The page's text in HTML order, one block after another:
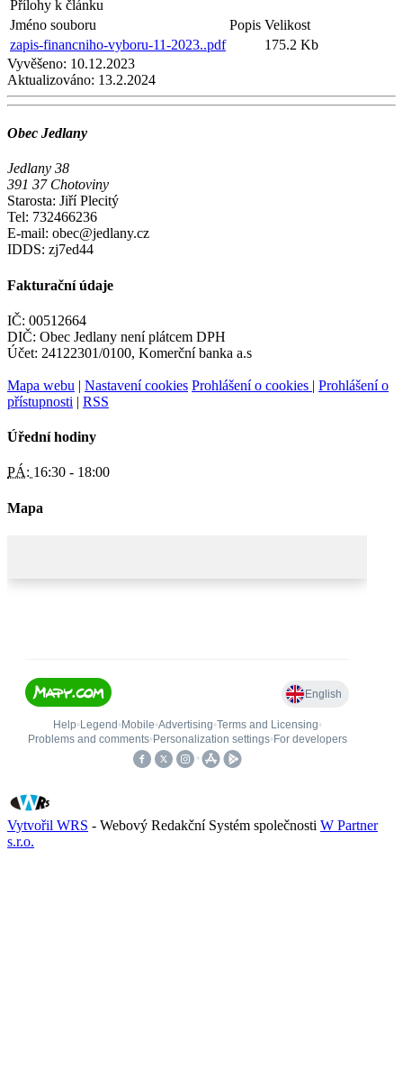
Přílohy k článku
Jméno souboru
Popis Velikost
zapis-financniho-vyboru-11-2023..pdf
175.2 Kb
Vyvěšeno: 10.12.2023
Aktualizováno: 13.2.2024
Obec Jedlany
Jedlany 38
391 37 Chotoviny
Starosta: Jiří Plecitý
Tel: 732466236
E-mail: obec@jedlany.cz
IDDS: zj7ed44
Fakturační údaje
IČ: 00512664
DIČ: Obec Jedlany není plátcem DPH
Účet: 24122301/0100, Komerční banka a.s
Mapa webu | Nastavení cookies Prohlášení o cookies | Prohlášení o
přístupnosti | RSS
Úřední hodiny
PÁ: 16:30 - 18:00
Mapa
Vytvořil WRS - Webový Redakční Systém společnosti W Partner
s.r.o.